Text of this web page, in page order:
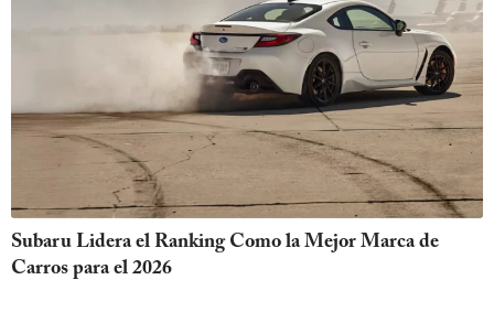
Subaru Lidera el Ranking Como la Mejor Marca de
Carros para el 2026